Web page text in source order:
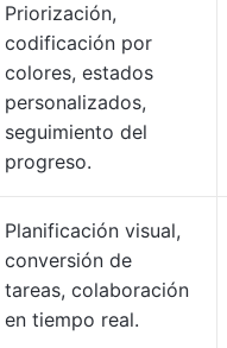
Priorización,
codificación por
colores, estados
personalizados,
seguimiento del
progreso.
Planificación visual,
conversión de
tareas, colaboración
en tiempo real.